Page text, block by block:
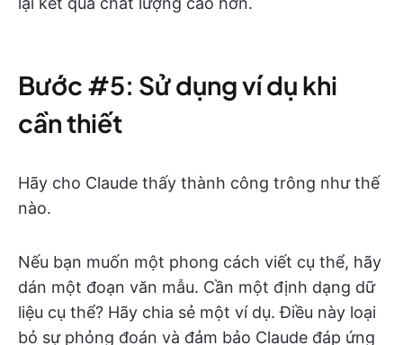
Bước #5: Sử dụng ví dụ khi
cần thiết
Hãy cho Claude thấy thành công trông như thế
nào.
Nếu bạn muốn một phong cách viết cụ thể, hãy
dán một đoạn văn mẫu. Cần một định dạng dữ
liệu cụ thể? Hãy chia sẻ một ví dụ. Điều này loại
bỏ sự phỏng đoán và đảm bảo Claude đáp ứng